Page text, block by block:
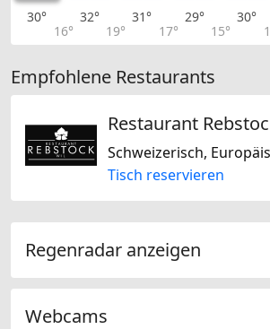
30°
16°
32°
19°
31°
17°
29°
15°
30°
Empfohlene Restaurants
Restaurant
Tisch reservieren
Regenradar anzeigen
Webcams